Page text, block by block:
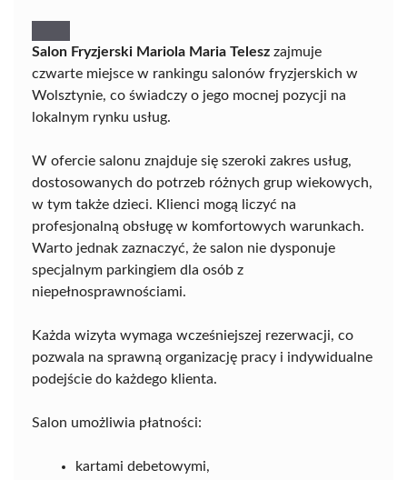
Salon Fryzjerski Mariola Maria Telesz zajmuje
czwarte miejsce w rankingu salonów fryzjerskich w
Wolsztynie, co świadczy o jego mocnej pozycji na
lokalnym rynku usług.
W ofercie salonu znajduje się szeroki zakres usług,
dostosowanych do potrzeb różnych grup wiekowych,
w tym także dzieci. Klienci mogą liczyć na
profesjonalną obsługę w komfortowych warunkach.
Warto jednak zaznaczyć, że salon nie dysponuje
specjalnym parkingiem dla osób z
niepełnosprawnościami.
Każda wizyta wymaga wcześniejszej rezerwacji, co
pozwala na sprawną organizację pracy i indywidualne
podejście do każdego klienta.
Salon umożliwia płatności:
kartami debetowymi,